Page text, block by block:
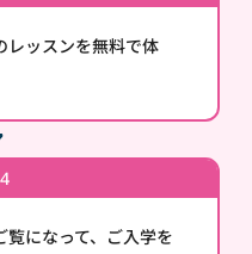
レッスンを無料で体
覧になって、ご入学を